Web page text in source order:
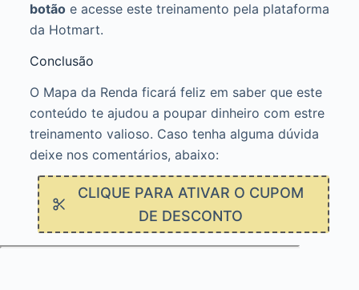
botãoe acesse este treinamento pela plataforma
da Hotmart.
Conclusão
O Mapa da Renda ficará feliz em saber que este
conteúdo te ajudou a poupar dinheiro com estre
treinamento valioso. Caso tenha alguma dúvida
deixe nos comentários, abaixo:
CLIQUE PARA ATIVAR O CUPOM
DE DESCONTO